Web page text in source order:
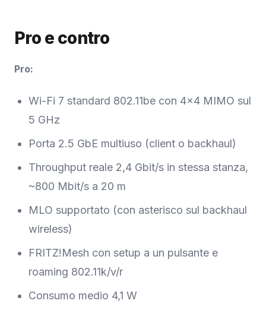
Pro e contro
Pro:
Wi-Fi 7 standard 802.11be con 4×4 MIMO sul
5 GHz
Porta 2.5 GbE multiuso (client o backhaul)
Throughput reale 2,4 Gbit/s in stessa stanza,
~800 Mbit/s a 20 m
MLO supportato (con asterisco sul backhaul
wireless)
FRITZ!Mesh con setup a un pulsante e
roaming 802.11k/v/r
Consumo medio 4,1 W